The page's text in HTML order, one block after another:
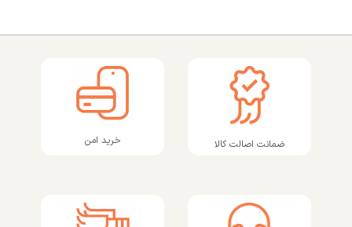
ضمانت اصالت کالا خرید امن